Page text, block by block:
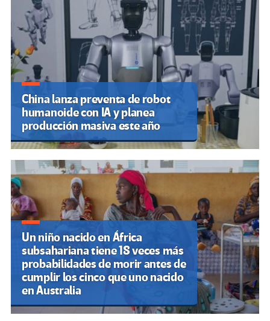
China lanza preventa de robot
humanoide con IA y planea
producción masiva este año
Un niño nacido en África
subsahariana tiene 18 veces más
probabilidades de morir antes de
cumplir los cinco que uno nacido
en Australia